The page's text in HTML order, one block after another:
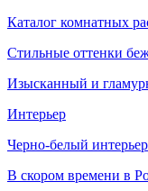
Каталог комнатных
Стильные оттенки
Изысканный и
Интерьер
Черно-белый
В скором времени в